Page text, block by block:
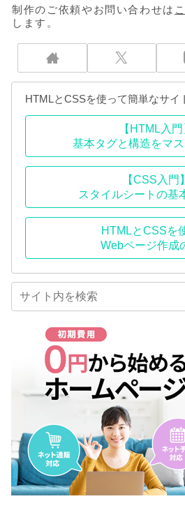
制作のご依頼やお問い合わせは
します。
HTMLとCSSを使って簡単なサイ
【HTML入門
基本タグと構造をマ
【CSS入門】
スタイルシートの基
HTMLとCSSを
Webページ作成